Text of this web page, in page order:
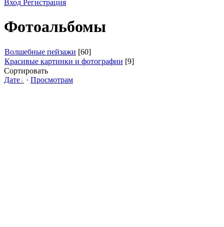
Вход Регистрация
Фотоальбомы
Волшебные пейзажи [60]
Красивые картинки и фотографии [9]
Сортировать
Дате
· Просмотрам